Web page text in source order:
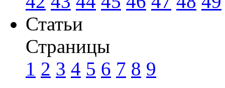
Статьи
Страницы
1 2 3 4 5 6 7 8 9